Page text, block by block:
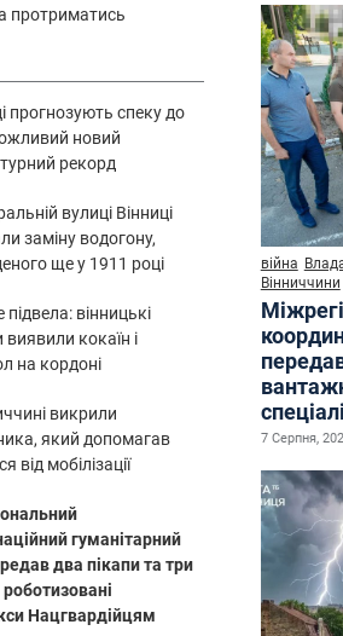
війна
Вінниччини
7 Серпня,
протриматись
прогнозують спеку до
новий
рекорд
вулиці Вінниці
заміну водогону,
ще у 1911 році
підвела: вінницькі
кокаїн і
на кордоні
викрили
який допомагав
від мобілізації
гуманітарний
два пікапи та три
Нацгвардійцям